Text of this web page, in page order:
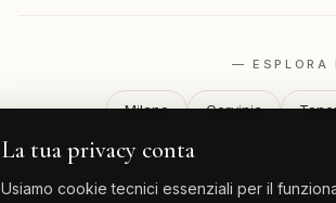
— ESPLORA
Milano Cervinia
La tua privacy conta
Usiamo cookie tecnici essenziali per il